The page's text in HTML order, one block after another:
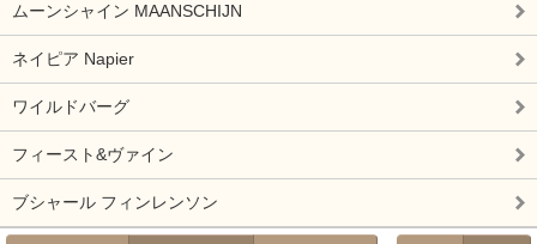
ムーンシャイン MAANSCHIJN
ネイピア Napier
ワイルドバーグ
フィースト&ヴァイン
ブシャール フィンレンソン